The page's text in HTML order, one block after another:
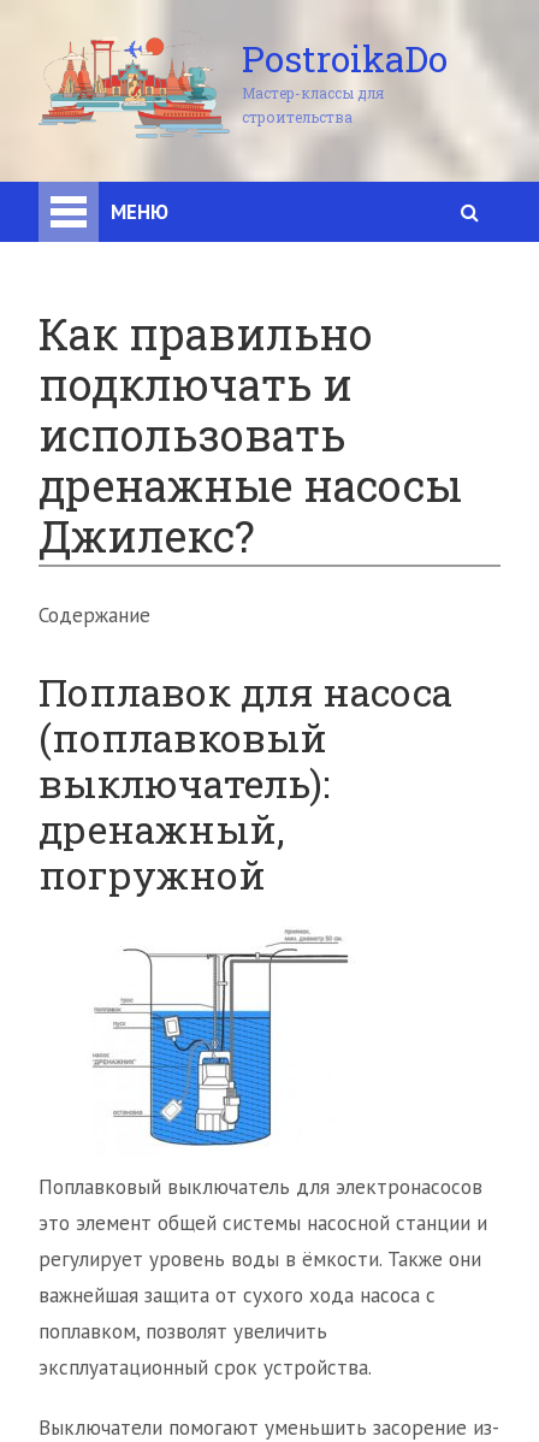
PostroikaDo
Мастер-классы для
строительства
МЕНЮ
Как правильно
подключать и
использовать
дренажные насосы
Джилекс?
Содержание
Поплавок для насоса
(поплавковый
выключатель):
дренажный,
погружной
Поплавковый выключатель для электронасосов
это элемент общей системы насосной станции и
регулирует уровень воды в ёмкости. Также они
важнейшая защита от сухого хода насоса с
поплавком, позволят увеличить
эксплуатационный срок устройства.
Выключатели помогают уменьшить засорение из-